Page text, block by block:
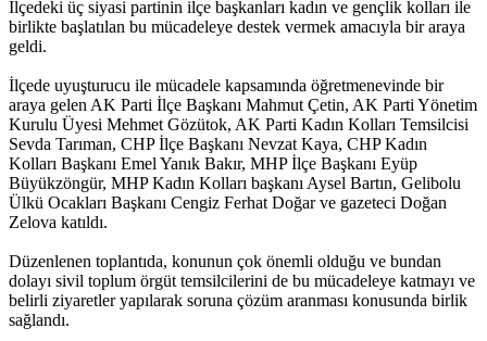
İlçedeki üç siyasi partinin ilçe başkanları kadın ve gençlik kolları ile
birlikte başlatılan bu mücadeleye destek vermek amacıyla bir araya
geldi.
İlçede uyuşturucu ile mücadele kapsamında öğretmenevinde bir
araya gelen AK Parti İlçe Başkanı Mahmut Çetin, AK Parti Yönetim
Kurulu Üyesi Mehmet Gözütok, AK Parti Kadın Kolları Temsilcisi
Sevda Tarıman, CHP İlçe Başkanı Nevzat Kaya, CHP Kadın
Kolları Başkanı Emel Yanık Bakır, MHP İlçe Başkanı Eyüp
Büyükzöngür, MHP Kadın Kolları başkanı Aysel Bartın, Gelibolu
Ülkü Ocakları Başkanı Cengiz Ferhat Doğar ve gazeteci Doğan
Zelova katıldı.
Düzenlenen toplantıda, konunun çok önemli olduğu ve bundan
dolayı sivil toplum örgüt temsilcilerini de bu mücadeleye katmayı ve
belirli ziyaretler yapılarak soruna çözüm aranması konusunda birlik
sağlandı.